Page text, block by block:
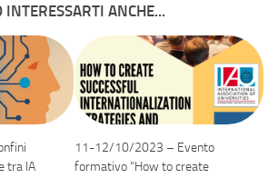
INTERESSARTI ANCHE...
tra IA
11-12/10/2023 – Evento
formativo “How to create